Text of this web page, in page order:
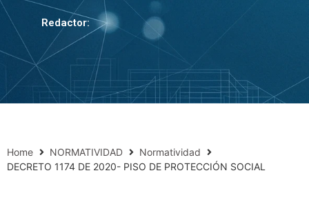
Redactor:
Home NORMATIVIDAD
Normatividad
DECRETO 1174 DE 2020- PISO DE PROTECCIÓN SOCIAL